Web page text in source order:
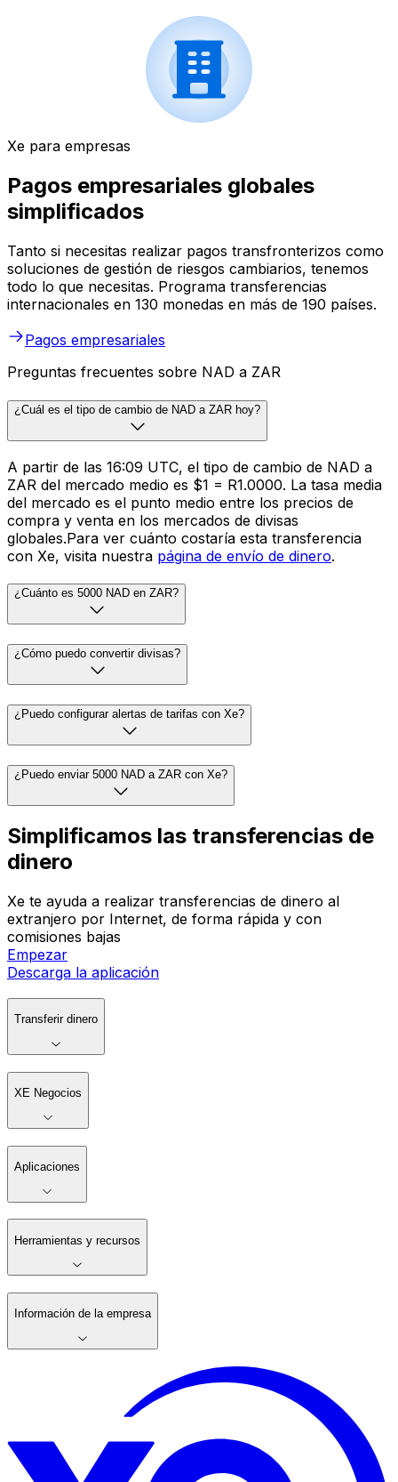
Xe para empresas
Pagos empresariales globales
simplificados
Tanto si necesitas realizar pagos transfronterizos como
soluciones de gestión de riesgos cambiarios, tenemos
todo lo que necesitas. Programa transferencias
internacionales en 130 monedas en más de 190 países.
Pagos empresariales
Preguntas frecuentes sobre NAD a ZAR
¿Cuál es el tipo de cambio de NAD a ZAR hoy?
A partir de las 16:09 UTC, el tipo de cambio de NAD a
ZAR del mercado medio es $1 = R1.0000. La tasa media
del mercado es el punto medio entre los precios de
compra y venta en los mercados de divisas
globales.Para ver cuánto costaría esta transferencia
con Xe, visita nuestra página de envío de dinero.
¿Cuánto es 5000 NAD en ZAR?
¿Cómo puedo convertir divisas?
¿Puedo configurar alertas de tarifas con Xe?
¿Puedo enviar 5000 NAD a ZAR con Xe?
Simplificamos las transferencias de
dinero
Xe te ayuda a realizar transferencias de dinero al
extranjero por Internet, de forma rápida y con
comisiones bajas
Empezar
Descarga la aplicación
Transferir dinero
XE Negocios
Aplicaciones
Herramientas y recursos
Información de la empresa